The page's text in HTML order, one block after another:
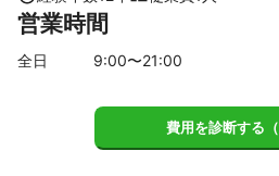
家】
経験年数: 12年
雑誌撮影: 特集記事、人物インタビュ
ホームページ撮影: 企業・サービスの
人物、オフィス、商品撮影。
営業時間
全日 9:00〜21:00
費用を診断する（